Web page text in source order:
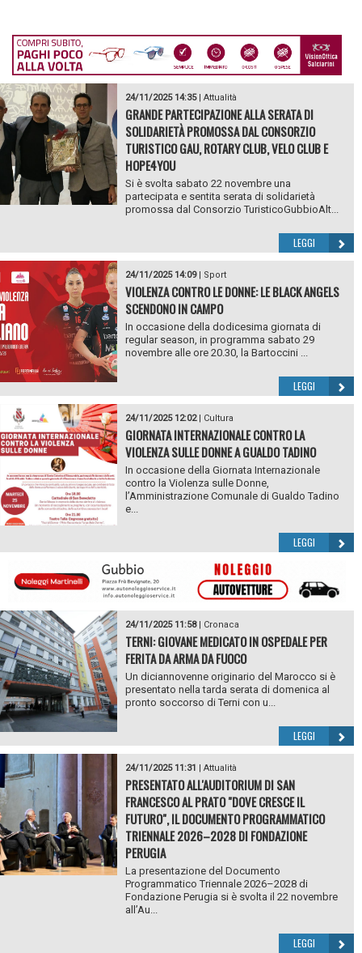
24/11/2025 14:35| Attualità
GRANDE PARTECIPAZIONE ALLA SERATA DI
SOLIDARIETÀ PROMOSSA DAL CONSORZIO
TURISTICO GAU, ROTARY CLUB, VELO CLUB E
HOPE4YOU
Si è svolta sabato 22 novembre una
partecipata e sentita serata di solidarietà
promossa dal Consorzio TuristicoGubbioAlt...
LEGGI
24/11/2025 14:09| Sport
VIOLENZA CONTRO LE DONNE: LE BLACK ANGELS
SCENDONO IN CAMPO
In occasione della dodicesima giornata di
regular season, in programma sabato 29
novembre alle ore 20.30, la Bartoccini ...
LEGGI
24/11/2025 12:02| Cultura
GIORNATA INTERNAZIONALE CONTRO LA
VIOLENZA SULLE DONNE A GUALDO TADINO
In occasione della Giornata Internazionale
contro la Violenza sulle Donne,
l’Amministrazione Comunale di Gualdo Tadino
e...
LEGGI
24/11/2025 11:58| Cronaca
TERNI: GIOVANE MEDICATO IN OSPEDALE PER
FERITA DA ARMA DA FUOCO
Un diciannovenne originario del Marocco si è
presentato nella tarda serata di domenica al
pronto soccorso di Terni con u...
LEGGI
24/11/2025 11:31 Attualità
PRESENTATO ALL'AUDITORIUM DI SAN
FRANCESCO AL PRATO "DOVE CRESCE IL
FUTURO", IL DOCUMENTO PROGRAMMATICO
TRIENNALE 2026–2028 DI FONDAZIONE
PERUGIA
La presentazione del Documento
Programmatico Triennale 2026–2028 di
Fondazione Perugia si è svolta il 22 novembre
all’Au...
LEGGI